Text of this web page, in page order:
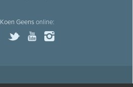
Koen Geensonline: